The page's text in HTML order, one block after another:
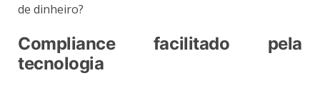
de dinheiro?
Compliance facilitado pela
tecnologia